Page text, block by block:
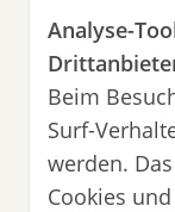
Analyse-
Beim
Surf-
werden.
Cookies